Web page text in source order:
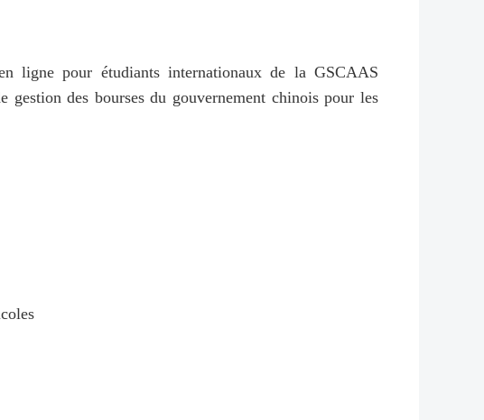
ligne pour étudiants internationaux de la GSCAAS
gestion des bourses du gouvernement chinois pour les